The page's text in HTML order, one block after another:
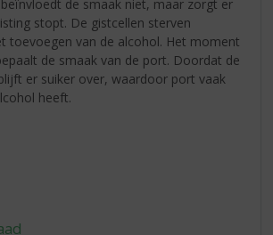
de smaak niet, maar zorgt er
stopt. De gistcellen sterven
toevoegen van de alcohol. Het moment
de smaak van de port. Doordat de
er suiker over, waardoor port vaak
heeft.